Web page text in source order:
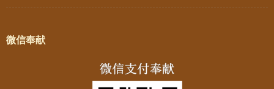
微信奉献